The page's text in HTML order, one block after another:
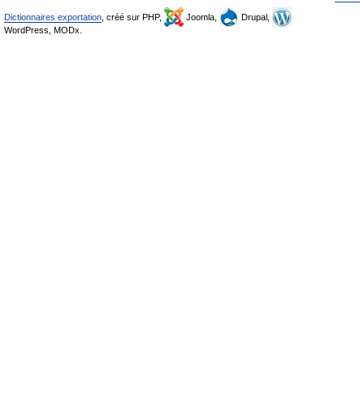
Dictionnaires exportation , créé sur PHP, Joomla,
Drupal,
WordPress, MODx.